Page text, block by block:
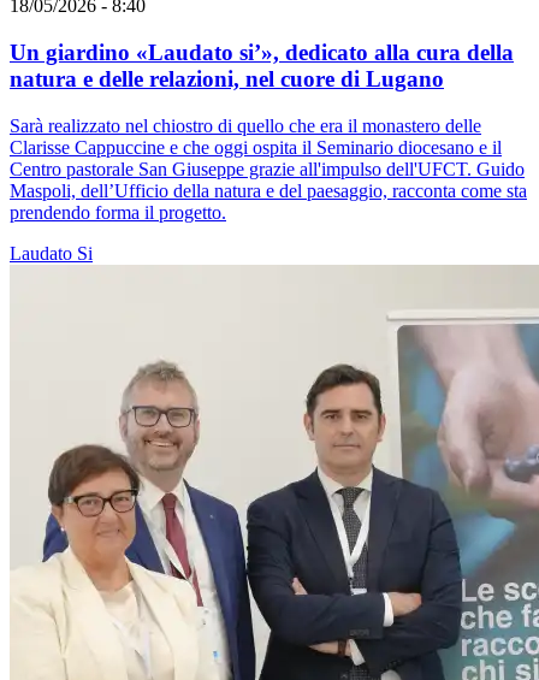
18/05/2026 - 8:40
Un giardino «Laudato si’», dedicato alla cura della
natura e delle relazioni, nel cuore di Lugano
Sarà realizzato nel chiostro di quello che era il monastero delle
Clarisse Cappuccine e che oggi ospita il Seminario diocesano e il
Centro pastorale San Giuseppe grazie all'impulso dell'UFCT. Guido
Maspoli, dell’Ufficio della natura e del paesaggio, racconta come sta
prendendo forma il progetto.
Laudato Si